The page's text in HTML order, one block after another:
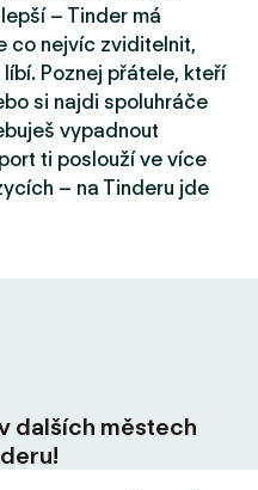
– Tinder má
co nejvíc zviditelnit,
Poznej přátele, kteří
si najdi spoluhráče
vypadnout
ti poslouží ve více
– na Tinderu jde
dalších městech